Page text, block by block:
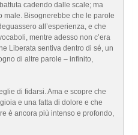
cadendo dalle scale; ma
male. Bisognerebbe che le parole
all’esperienza, e che
mentre adesso non c’era
Liberata sentiva dentro di sé, un
di altre parole – infinito,
di fidarsi. Ama e scopre che
e una fatta di dolore e che
è ancora più intenso e profondo,